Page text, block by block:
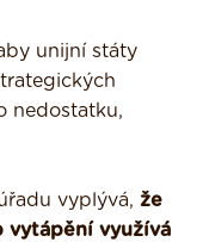
unijní státy
nedostatku,
vyplývá, že
vytápění využívá